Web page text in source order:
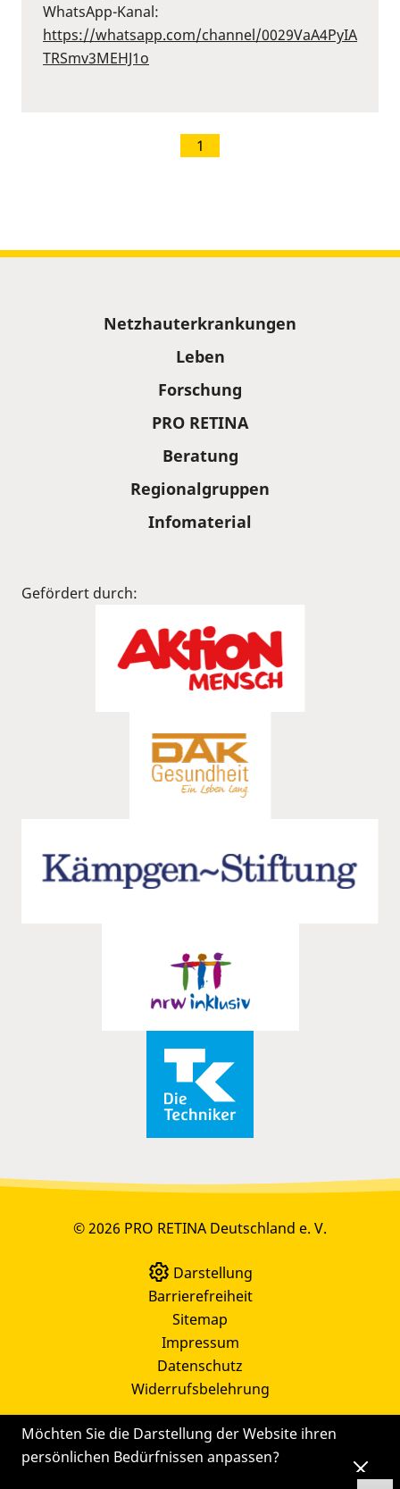
Möchten Sie die Darstellung der Website ihren
persönlichen Bedürfnissen anpassen?
WhatsApp-Kanal:
⁠https://whatsapp.com/channel/0029VaA4PyIA
TRSmv3MEHJ1o⁠
1
Netzhauterkrankungen
Leben
Forschung
PRO RETINA
Beratung
Regionalgruppen
Infomaterial
Gefördert durch:
© 2026 PRO RETINA Deutschland e. V.
Darstellung
Barrierefreiheit
Sitemap
Impressum
Datenschutz
Widerrufsbelehrung